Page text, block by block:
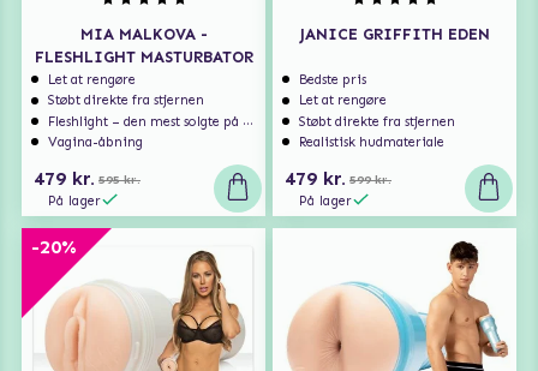
MIA MALKOVA -
FLESHLIGHT MASTURBATOR
Let at rengøre
Støbt direkte fra stjernen
Fleshlight – den mest solgte på markedet
Vagina-åbning
479 kr. 595 kr.
På lager
JANICE GRIFFITH EDEN
Bedste pris
Let at rengøre
Støbt direkte fra stjernen
Realistisk hudmateriale
479 kr. 599 kr.
På lager
-20%